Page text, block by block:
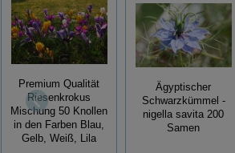
Premium Qualität
Riesenkrokus
Mischung 50 Knollen
in den Farben Blau,
Gelb, Weiß, Lila
Ägyptischer
Schwarzkümmel -
nigella savita 200
Samen